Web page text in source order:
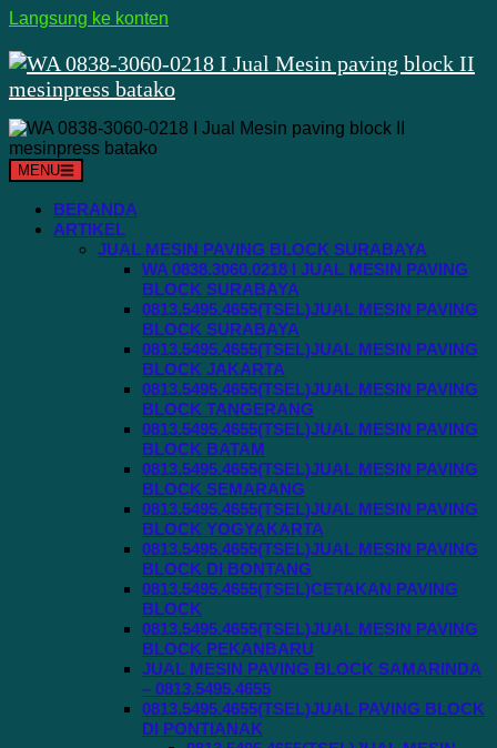
Langsung ke konten
MENU
BERANDA
ARTIKEL
JUAL MESIN PAVING BLOCK SURABAYA
WA 0838.3060.0218 I JUAL MESIN PAVING
BLOCK SURABAYA
0813.5495.4655(TSEL)JUAL MESIN PAVING
BLOCK SURABAYA
0813.5495.4655(TSEL)JUAL MESIN PAVING
BLOCK JAKARTA
0813.5495.4655(TSEL)JUAL MESIN PAVING
BLOCK TANGERANG
0813.5495.4655(TSEL)JUAL MESIN PAVING
BLOCK BATAM
0813.5495.4655(TSEL)JUAL MESIN PAVING
BLOCK SEMARANG
0813.5495.4655(TSEL)JUAL MESIN PAVING
BLOCK YOGYAKARTA
0813.5495.4655(TSEL)JUAL MESIN PAVING
BLOCK DI BONTANG
0813.5495.4655(TSEL)CETAKAN PAVING
BLOCK
0813.5495.4655(TSEL)JUAL MESIN PAVING
BLOCK PEKANBARU
JUAL MESIN PAVING BLOCK SAMARINDA
– 0813.5495.4655
0813.5495.4655(TSEL)JUAL PAVING BLOCK
DI PONTIANAK